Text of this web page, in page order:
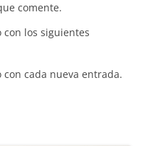
comente.
los siguientes
cada nueva entrada.